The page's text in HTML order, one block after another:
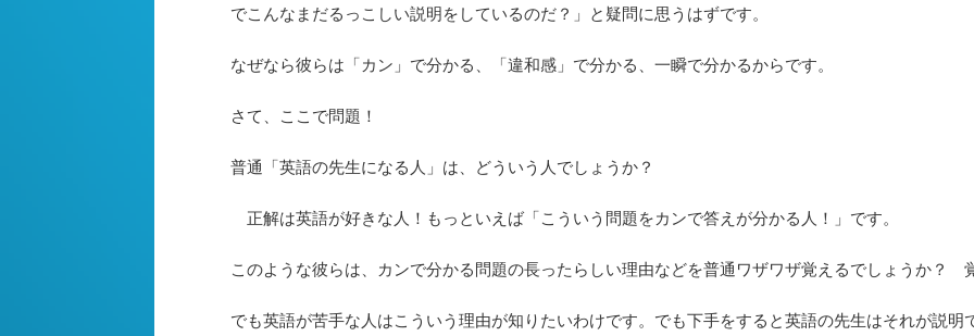
でこんなまだるっこしい説明をしているのだ？」と疑問に思うはずです。
なぜなら彼らは「カン」で分かる、「違和感」で分かる、一瞬で分かるからです。
さて、ここで問題！
普通「英語の先生になる人」は、どういう人でしょうか？
正解は英語が好きな人！もっといえば「こういう問題をカンで答えが分かる人！」です。
このような彼らは、カンで分かる問題の長ったらしい理由などを普通ワザワザ覚えるでしょうか？
でも英語が苦手な人はこういう理由が知りたいわけです。でも下手をすると英語の先生はそれが説